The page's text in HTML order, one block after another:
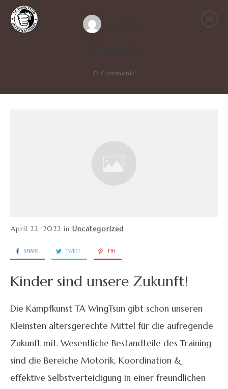
0 Comments
April 22, 2022 in Uncategorized
SHARE TWEET PIN
Kinder sind unsere Zukunft!
Die Kampfkunst TA WingTsun gibt schon unseren
Kleinsten altersgerechte Mittel für die aufregende
Zukunft mit. Wesentliche Bestandteile des Training
sind die Bereiche Motorik, Koordination &
effektive Selbstverteidigung in einer freundlichen